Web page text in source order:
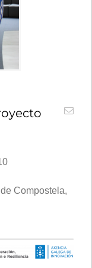
Compostela,